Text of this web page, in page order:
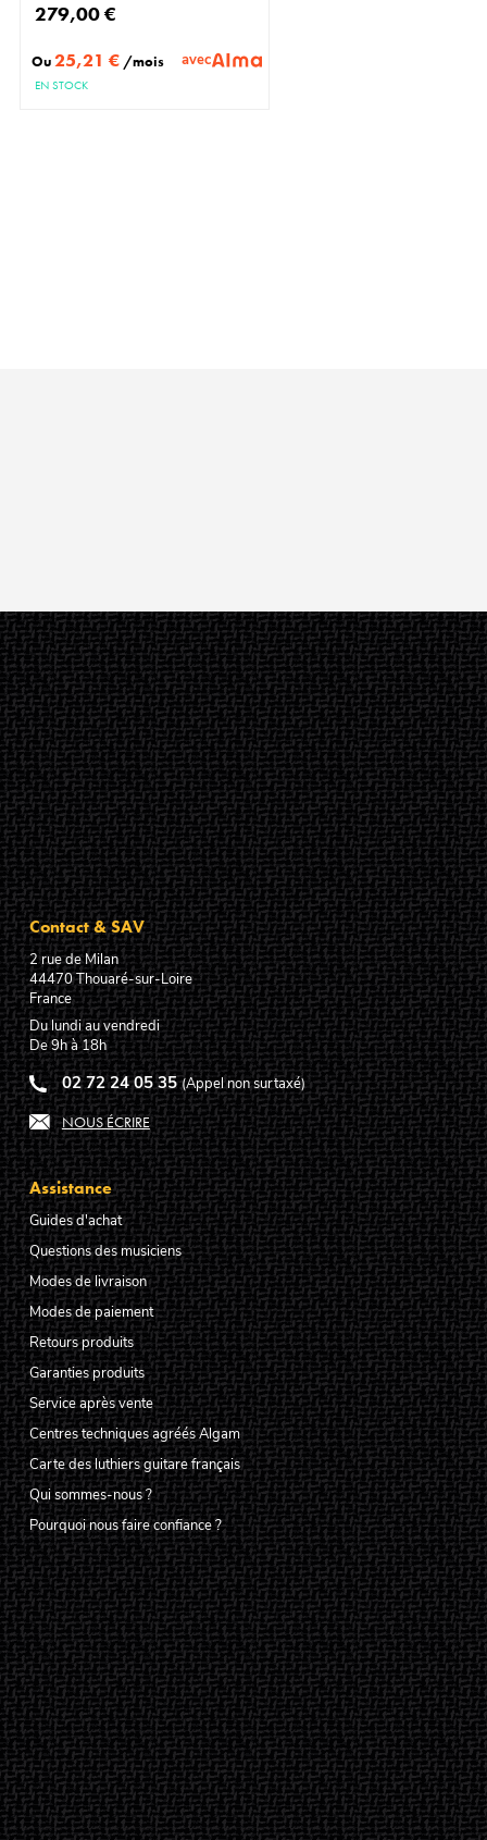
279,00 €
Ou25,21 € /mois avec
EN STOCK
Contact & SAV
2 rue de Milan
44470Thouaré-sur-Loire
France
Du lundi au vendredi
De 9h à 18h
02 72 24 05 35 (Appel non surtaxé)
NOUS ÉCRIRE
Assistance
Guides d'achat
Questions des musiciens
Modes de livraison
Modes de paiement
Retours produits
Garanties produits
Service après vente
Centres techniques agréés Algam
Carte des luthiers guitare français
Qui sommes-nous ?
Pourquoi nous faire confiance ?